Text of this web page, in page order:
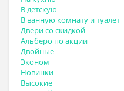
В детскую
В ванную комнату и туалет
Двери со скидкой
Альберо по акции
Двойные
Эконом
Новинки
Высокие